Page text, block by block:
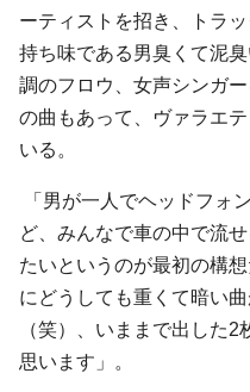
ーティストを招き、トラ
持ち味である男臭くて泥
調のフロウ、女声シンガ
の曲もあって、ヴァラエ
いる。
「男が一人でヘッドフォ
ど、みんなで車の中で流
たいというのが最初の構
にどうしても重くて暗い
（笑）、いままで出した
思います」。